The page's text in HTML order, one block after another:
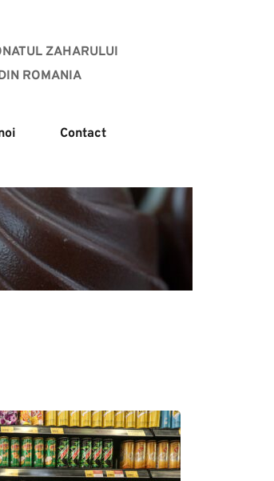
ZAHARULUI
ROMANIA
Contact